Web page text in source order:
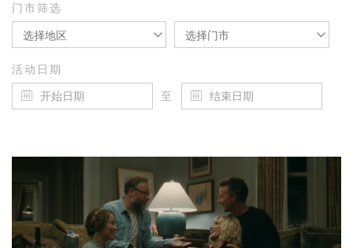
门市筛选
选择地区 选择门市
活动日期
至